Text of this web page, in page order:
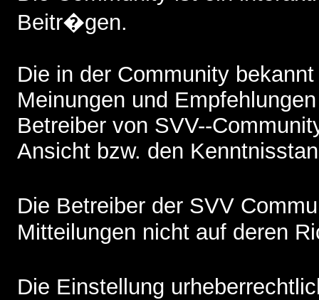
Beitr�gen.
Die in der Community
Meinungen und
Betreiber von SVV--
Ansicht bzw. den
Die Betreiber der SVV
Mitteilungen nicht auf deren
Die Einstellung